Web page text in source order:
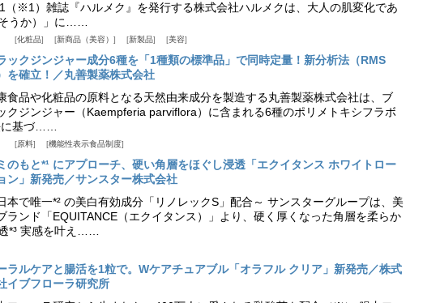
（※1）雑誌『ハルメク』を発行する株式会社ハルメクは、大人の肌変化であ
うか）」に……
化粧品 新商品（美容） 新製品 美容
ックジンジャー成分6種を「1種類の標準品」で同時定量！新分析法（RMS
を確立！／丸善製薬株式会社
食品や化粧品の原料となる天然由来成分を製造する丸善製薬株式会社は、ブ
クジンジャー（Kaempferia parviflora）に含まれる6種のポリメトキシフラボ
に基づ……
原料 機能性表示食品制度
のもと*¹ にアプローチ、硬い角層をほぐし浸透「エクイタンス ホワイトロー
ン」新発売／サンスター株式会社
本で唯一*² の美白有効成分「リノレックS」配合～ サンスターグループは、美
ランド「EQUITANCE（エクイタンス）」より、硬く厚くなった角層を柔らか
*³ 実感を叶え……
ラルケアと腸活を1粒で。Wケアチュアブル「オラフル クリア」新発売／株式
イブフローラ研究所